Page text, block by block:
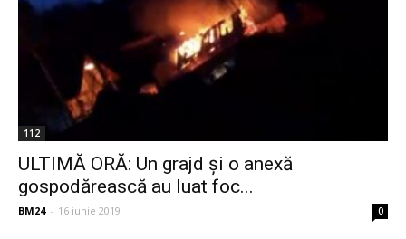
112
ULTIMĂ ORĂ: Un grajd și o anexă
gospodărească au luat foc...
BM24 - 16 iunie 2019 0